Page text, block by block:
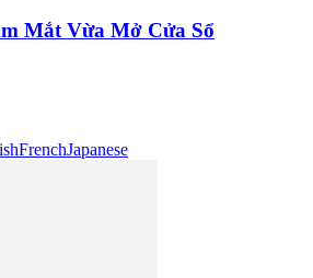
Mắt Vừa Mở Cửa Sổ
FrenchJapanese